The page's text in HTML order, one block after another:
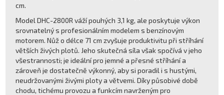
cm.
Model DHC-2800R váží pouhých 3,1 kg, ale poskytuje výkon
srovnatelný s profesionálním modelem s benzínovým
motorem. Nůž o délce 71 cm zvyšuje produktivitu při stříhání
větších živých plotů. Jeho skutečná síla však spočívá v jeho
všestrannosti; je ideální pro jemné a přesné stříhání a
zároveň je dostatečně výkonný, aby si poradil i s hustými,
neudržovanými živými ploty a větvemi. Díky působivé době
chodu, tichému provozu a funkcím navrženým pro